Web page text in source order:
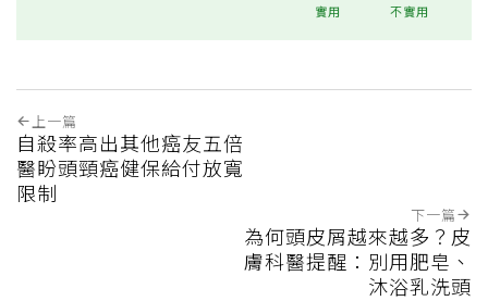
實用 不實用
上一篇
自殺率高出其他癌友五倍
醫盼頭頸癌健保給付放寬
限制
下一篇
為何頭皮屑越來越多？皮
膚科醫提醒：別用肥皂、
沐浴乳洗頭